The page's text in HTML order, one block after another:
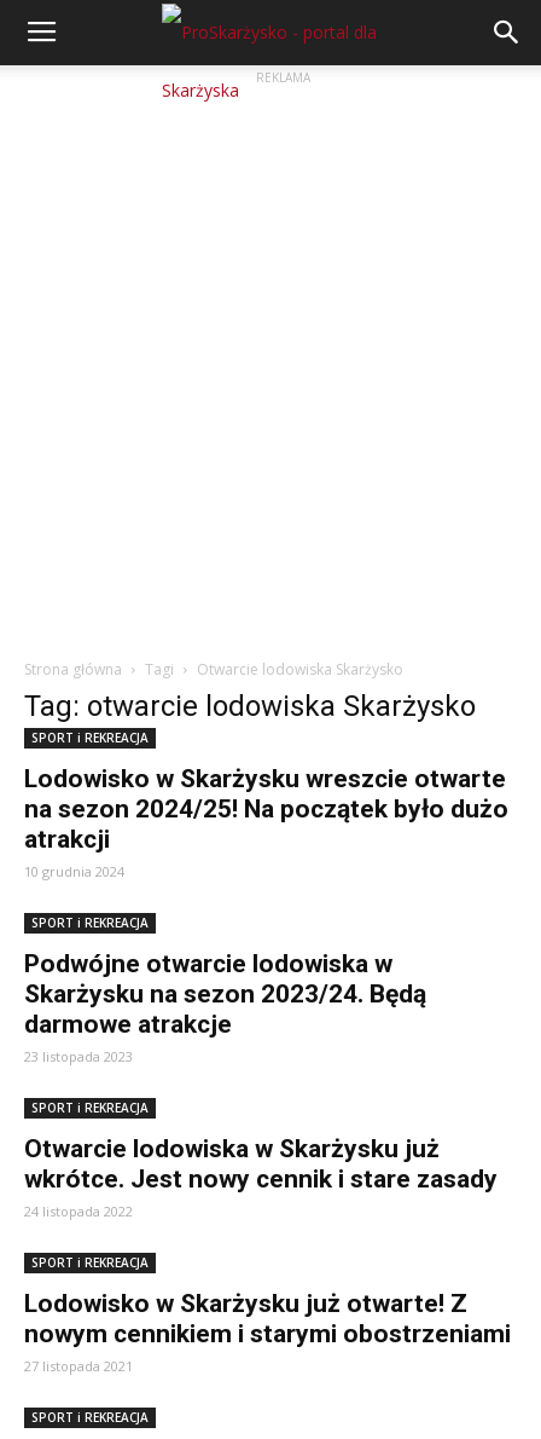
REKLAMA
Strona główna Tagi Otwarcie lodowiska Skarżysko
Tag: otwarcie lodowiska Skarżysko
SPORT i REKREACJA
Lodowisko w Skarżysku wreszcie otwarte
na sezon 2024/25! Na początek było dużo
atrakcji
10 grudnia 2024
SPORT i REKREACJA
Podwójne otwarcie lodowiska w
Skarżysku na sezon 2023/24. Będą
darmowe atrakcje
23 listopada 2023
SPORT i REKREACJA
Otwarcie lodowiska w Skarżysku już
wkrótce. Jest nowy cennik i stare zasady
24 listopada 2022
SPORT i REKREACJA
Lodowisko w Skarżysku już otwarte! Z
nowym cennikiem i starymi obostrzeniami
27 listopada 2021
SPORT i REKREACJA